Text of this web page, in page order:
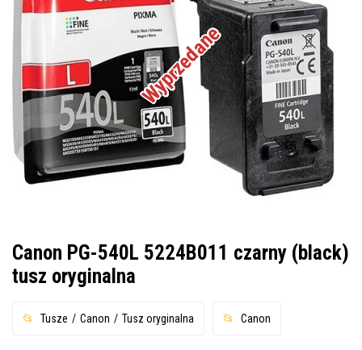
Wyprzedane
Canon PG-540L 5224B011 czarny (black)
tusz oryginalna
Tusze Canon Tusz oryginalna Canon